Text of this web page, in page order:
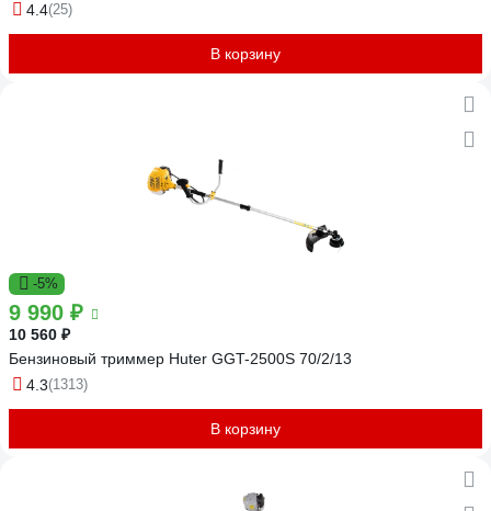
4.4(25)
В корзину
-5%
9 990 ₽
10 560 ₽
Бензиновый триммер Huter GGT-2500S 70/2/13
4.3(1313)
В корзину